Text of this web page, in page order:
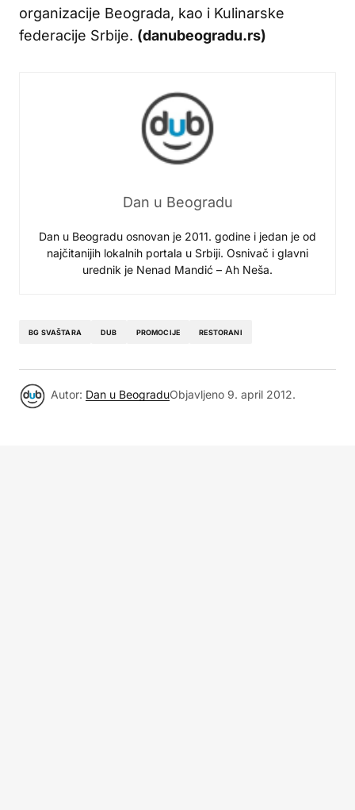
organizacije Beograda, kao i Kulinarske
federacije Srbije. (danubeogradu.rs)
Dan u Beogradu
Dan u Beogradu osnovan je 2011. godine i jedan je od
najčitanijih lokalnih portala u Srbiji. Osnivač i glavni
urednik je Nenad Mandić – Ah Neša.
BG SVAŠTARA DUB PROMOCIJE RESTORANI
Autor: Dan u BeograduObjavljeno 9. april 2012.